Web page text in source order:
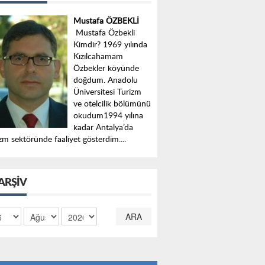
Mustafa ÖZBEKLİ
Mustafa Özbekli
Kimdir? 1969 yılında
Kızılcahamam
Özbekler köyünde
doğdum. Anadolu
Üniversitesi Turizm
ve otelcilik bölümünü
okudum1994 yılına
kadar Antalya’da
sektöründe faaliyet gösterdim....
ARA